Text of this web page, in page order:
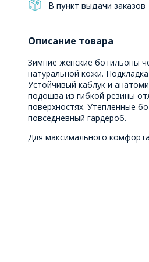
В пункт выдачи заказов
Описание товара
Зимние женские ботильоны
натуральной кожи.
Устойчивый каблук и
подошва из гибкой резины
поверхностях. Утепленные
повседневный гардероб.
Для максимального